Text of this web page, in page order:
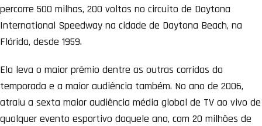
percorre 500 milhas, 200 voltas no circuito de Daytona
International Speedway na cidade de Daytona Beach, na
Flórida, desde 1959.
Ela leva o maior prêmio dentre as outras corridas da
temporada e a maior audiência também. No ano de 2006,
atraiu a sexta maior audiência média global de TV ao vivo de
qualquer evento esportivo daquele ano, com 20 milhões de